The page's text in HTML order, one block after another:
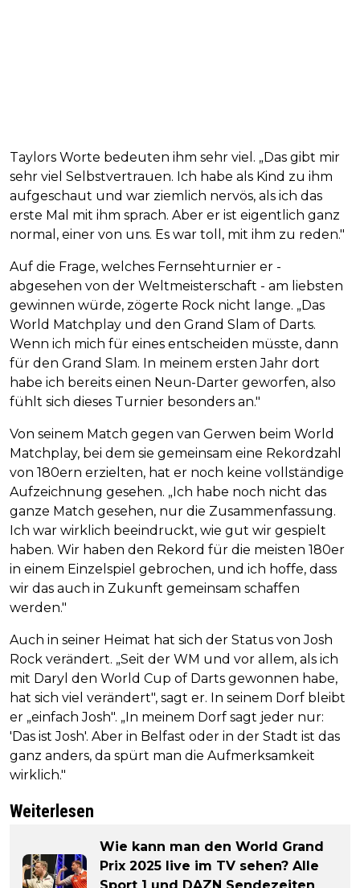
Taylors Worte bedeuten ihm sehr viel. „Das gibt mir
sehr viel Selbstvertrauen. Ich habe als Kind zu ihm
aufgeschaut und war ziemlich nervös, als ich das
erste Mal mit ihm sprach. Aber er ist eigentlich ganz
normal, einer von uns. Es war toll, mit ihm zu reden."
Auf die Frage, welches Fernsehturnier er -
abgesehen von der Weltmeisterschaft - am liebsten
gewinnen würde, zögerte Rock nicht lange. „Das
World Matchplay und den Grand Slam of Darts.
Wenn ich mich für eines entscheiden müsste, dann
für den Grand Slam. In meinem ersten Jahr dort
habe ich bereits einen Neun-Darter geworfen, also
fühlt sich dieses Turnier besonders an."
Von seinem Match gegen van Gerwen beim World
Matchplay, bei dem sie gemeinsam eine Rekordzahl
von 180ern erzielten, hat er noch keine vollständige
Aufzeichnung gesehen. „Ich habe noch nicht das
ganze Match gesehen, nur die Zusammenfassung.
Ich war wirklich beeindruckt, wie gut wir gespielt
haben. Wir haben den Rekord für die meisten 180er
in einem Einzelspiel gebrochen, und ich hoffe, dass
wir das auch in Zukunft gemeinsam schaffen
werden."
Auch in seiner Heimat hat sich der Status von Josh
Rock verändert. „Seit der WM und vor allem, als ich
mit Daryl den World Cup of Darts gewonnen habe,
hat sich viel verändert", sagt er. In seinem Dorf bleibt
er „einfach Josh". „In meinem Dorf sagt jeder nur:
'Das ist Josh'. Aber in Belfast oder in der Stadt ist das
ganz anders, da spürt man die Aufmerksamkeit
wirklich."
Weiterlesen
Wie kann man den World Grand
Prix 2025 live im TV sehen? Alle
Sport 1 und DAZN Sendezeiten